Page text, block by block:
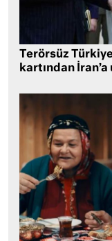
Terörsüz
kartından